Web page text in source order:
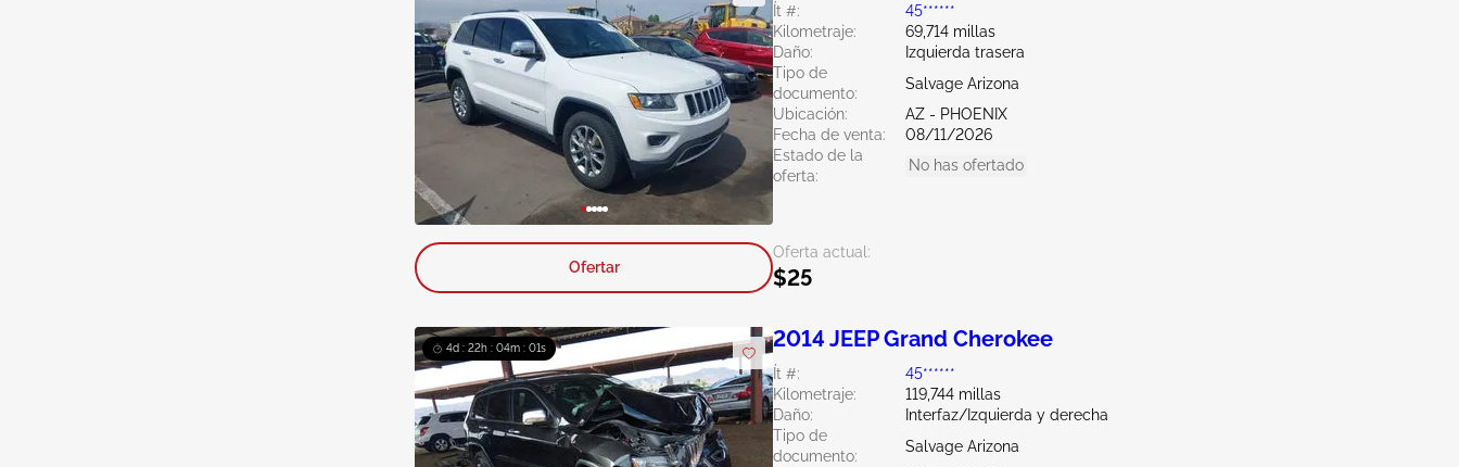
Ít #:
45******
Kilometraje:
69,714 millas
Daño:
Izquierda trasera
Tipo de
documento:
Salvage Arizona
Ubicación:
AZ - PHOENIX
Fecha de venta:
08/11/2026
Estado de la
oferta:
No has ofertado
Oferta actual:
$25
Ofertar
4d : 22h : 03m : 59s 2014 JEEP Grand Cherokee
Ít #:
45******
Kilometraje:
119,744 millas
Daño:
Interfaz/Izquierda y derecha
Tipo de
documento:
Salvage Arizona